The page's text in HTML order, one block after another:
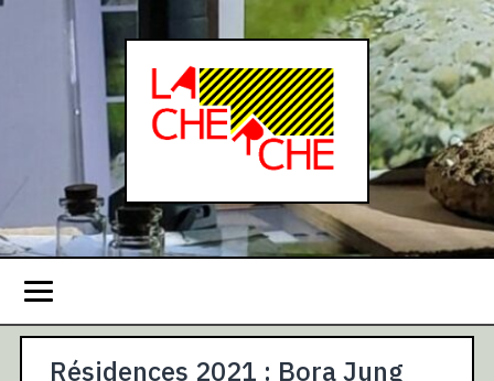
Résidences 2021 : Bora Jung